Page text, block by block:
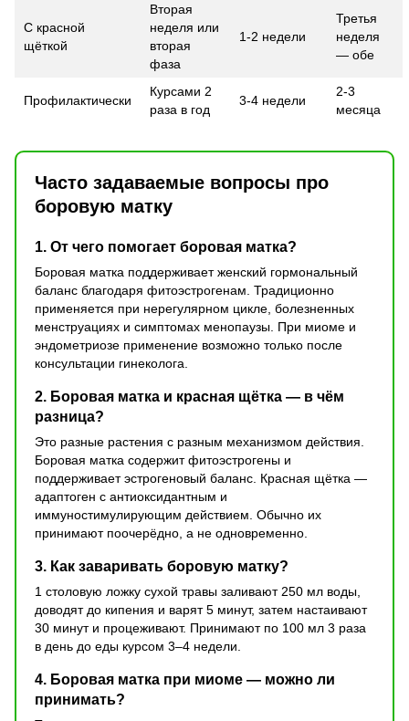
С красной
щёткой
Вторая
неделя или
вторая
фаза
1-2 недели
Третья
неделя
— обе
Профилактически
Курсами 2
раза в год
3-4 недели
2-3
месяца
Часто задаваемые вопросы про
боровую матку
1. От чего помогает боровая матка?
Боровая матка поддерживает женский гормональный
баланс благодаря фитоэстрогенам. Традиционно
применяется при нерегулярном цикле, болезненных
менструациях и симптомах менопаузы. При миоме и
эндометриозе применение возможно только после
консультации гинеколога.
2. Боровая матка и красная щётка — в чём
разница?
Это разные растения с разным механизмом действия.
Боровая матка содержит фитоэстрогены и
поддерживает эстрогеновый баланс. Красная щётка —
адаптоген с антиоксидантным и
иммуностимулирующим действием. Обычно их
принимают поочерёдно, а не одновременно.
3. Как заваривать боровую матку?
1 столовую ложку сухой травы заливают 250 мл воды,
доводят до кипения и варят 5 минут, затем настаивают
30 минут и процеживают. Принимают по 100 мл 3 раза
в день до еды курсом 3–4 недели.
4. Боровая матка при миоме — можно ли
принимать?